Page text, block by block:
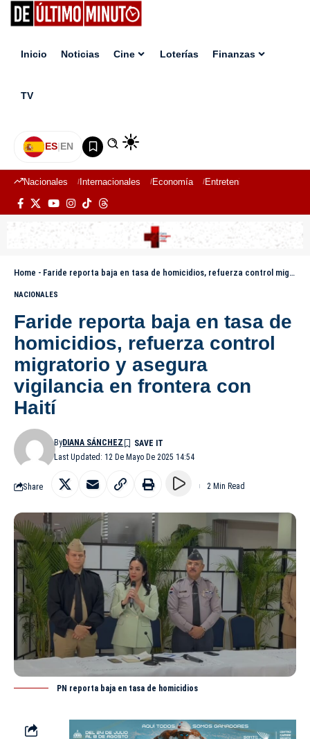
Inicio Noticias Cine Loterías Finanzas
TV
ES|EN
Nacionales Internacionales Economía Entretenimiento
Home - Faride reporta baja en tasa de homicidios, refuerza control migratorio y asegura vigilancia en frontera con Haití
NACIONALES
Faride reporta baja en tasa de
homicidios, refuerza control
migratorio y asegura
vigilancia en frontera con
Haití
Last Updated: 12 De Mayo De 2025 14:54
ByDIANA SÁNCHEZ
Share 2 Min Read
PN reporta baja en tasa de homicidios